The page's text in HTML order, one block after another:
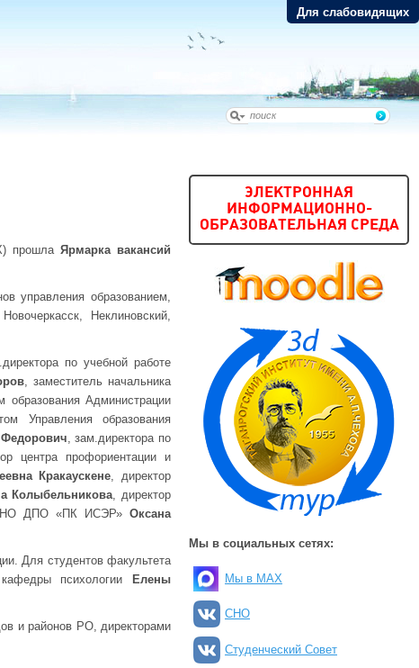
Для слабовидящих
прошла Ярмарка вакансий
управления образованием,
Неклиновский,
по учебной работе
, заместитель начальника
Администрации
Управления образования
Федорович, зам.директора по
центра профориентации и
Кракаускене, директор
Колыбельникова, директор
АНО ДПО «ПК ИСЭР»Оксана
Для студентов факультета
психологии
Елены
и районов РО, директорами
ЭЛЕКТРОННАЯ
ИНФОРМАЦИОННО-
ОБРАЗОВАТЕЛЬНАЯ СРЕДА
Мы в социальных сетях:
Мы в MAX
СНО
Студенческий Совет